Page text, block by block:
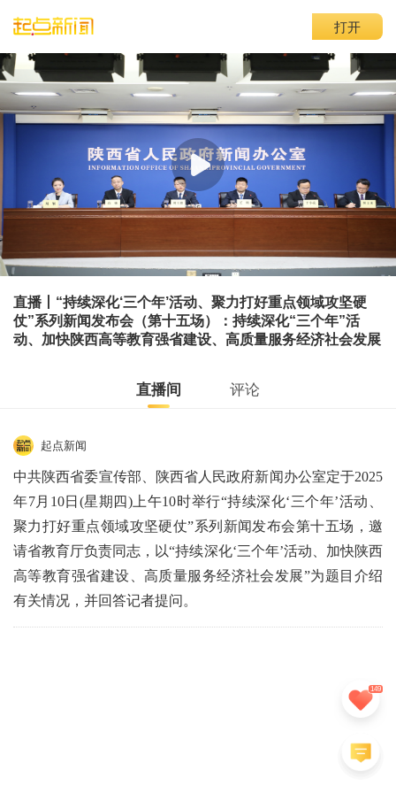
打开
直播丨“持续深化‘三个年’活动、聚力打好重点领域攻坚硬
仗”系列新闻发布会（第十五场）：持续深化“三个年”活
动、加快陕西高等教育强省建设、高质量服务经济社会发展
直播间 评论
起点新闻
中共陕西省委宣传部、陕西省人民政府新闻办公室定于2025
年7月10日(星期四)上午10时举行“持续深化‘三个年’活动、
聚力打好重点领域攻坚硬仗”系列新闻发布会第十五场，邀
请省教育厅负责同志，以“持续深化‘三个年’活动、加快陕西
高等教育强省建设、高质量服务经济社会发展”为题目介绍
有关情况，并回答记者提问。
149